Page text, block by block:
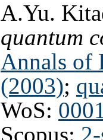
A.Yu.
quantum
Annals of
(2003);
WoS:
Scopus: